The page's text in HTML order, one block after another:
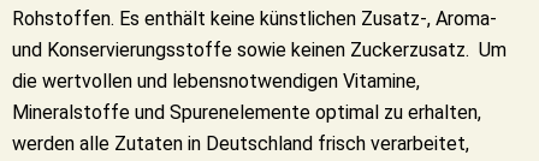
Rohstoffen. Es enthält keine künstlichen Zusatz-, Aroma-
und Konservierungsstoffe sowie keinen Zuckerzusatz. Um
die wertvollen und lebensnotwendigen Vitamine,
Mineralstoffe und Spurenelemente optimal zu erhalten,
werden alle Zutaten in Deutschland frisch verarbeitet,